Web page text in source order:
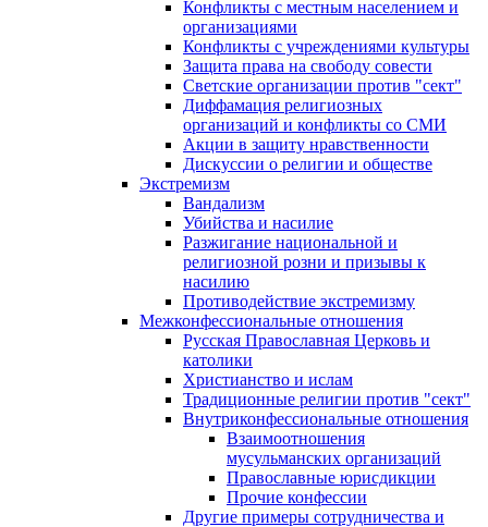
Конфликты с местным населением и
организациями
Конфликты с учреждениями культуры
Защита права на свободу совести
Светские организации против "сект"
Диффамация религиозных
организаций и конфликты со СМИ
Акции в защиту нравственности
Дискуссии о религии и обществе
Экстремизм
Вандализм
Убийства и насилие
Разжигание национальной и
религиозной розни и призывы к
насилию
Противодействие экстремизму
Межконфессиональные отношения
Русская Православная Церковь и
католики
Христианство и ислам
Традиционные религии против "сект"
Внутриконфессиональные отношения
Взаимоотношения
мусульманских организаций
Православные юрисдикции
Прочие конфессии
Другие примеры сотрудничества и